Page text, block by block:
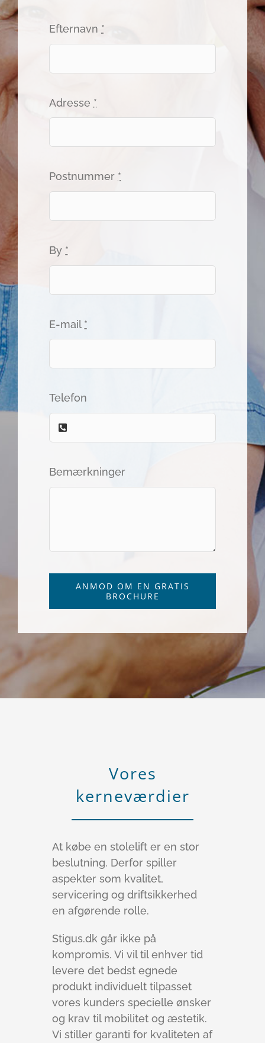
Efternavn *
Adresse *
Postnummer *
By *
E-mail *
Telefon
Bemærkninger
ANMOD OM EN GRATIS
BROCHURE
Vores
kerneværdier
At købe en stolelift er en stor
beslutning. Derfor spiller
aspekter som kvalitet,
servicering og driftsikkerhed
en afgørende rolle.
Stigus.dk går ikke på
kompromis. Vi vil til enhver tid
levere det bedst egnede
produkt individuelt tilpasset
vores kunders specielle ønsker
og krav til mobilitet og æstetik.
Vi stiller garanti for kvaliteten af